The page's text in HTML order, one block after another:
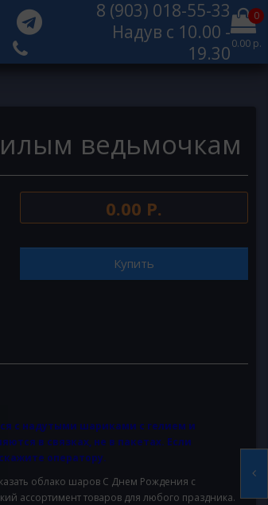
8 (903) 018-55-33
Надув с 10.00 -
19.30
0
0.00 р.
ведьмочкам
0.00 Р.
Купить
с надутыми шариками с гелием и
в связках, не в пакетах. Если
оператору.
облако шаров С Днем Рождения с
ассортимент товаров для любого праздника.